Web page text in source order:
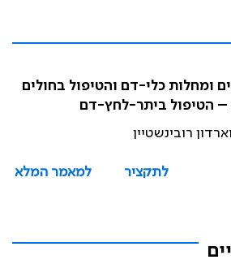
ומחלות כלי-דם והטיפול בחולים
– הטיפול ביתר-לחץ-דם
רובינשטיין
לתקציר
למאמר המלא